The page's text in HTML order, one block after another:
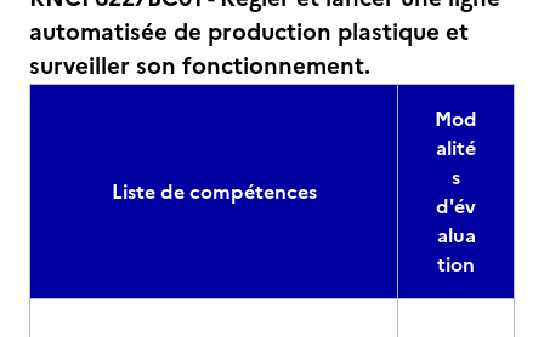
automatisée de production plastique et
surveiller son fonctionnement.
Liste de compétences
Mod
alité
s
d'év
alua
tion